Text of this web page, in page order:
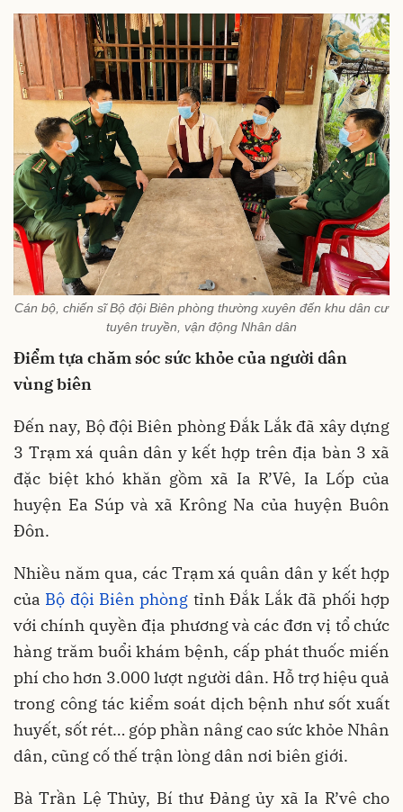
Cán bộ, chiến sĩ Bộ đội Biên phòng thường xuyên đến khu dân cư
tuyên truyền, vận động Nhân dân
Điểm tựa chăm sóc sức khỏe của người dân
vùng biên
Đến nay, Bộ đội Biên phòng Đắk Lắk đã xây dựng
3 Trạm xá quân dân y kết hợp trên địa bàn 3 xã
đặc biệt khó khăn gồm xã Ia R’Vê, Ia Lốp của
huyện Ea Súp và xã Krông Na của huyện Buôn
Đôn.
Nhiều năm qua, các Trạm xá quân dân y kết hợp
của Bộ đội Biên phòng tỉnh Đắk Lắk đã phối hợp
với chính quyền địa phương và các đơn vị tổ chức
hàng trăm buổi khám bệnh, cấp phát thuốc miến
phí cho hơn 3.000 lượt người dân. Hỗ trợ hiệu quả
trong công tác kiểm soát dịch bệnh như sốt xuất
huyết, sốt rét… góp phần nâng cao sức khỏe Nhân
dân, cũng cố thế trận lòng dân nơi biên giới.
Bà Trần Lệ Thủy, Bí thư Đảng ủy xã Ia R’vê cho